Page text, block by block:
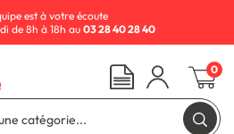
est à votre écoute
de 8h à 18h au03 28 40 28 40
0